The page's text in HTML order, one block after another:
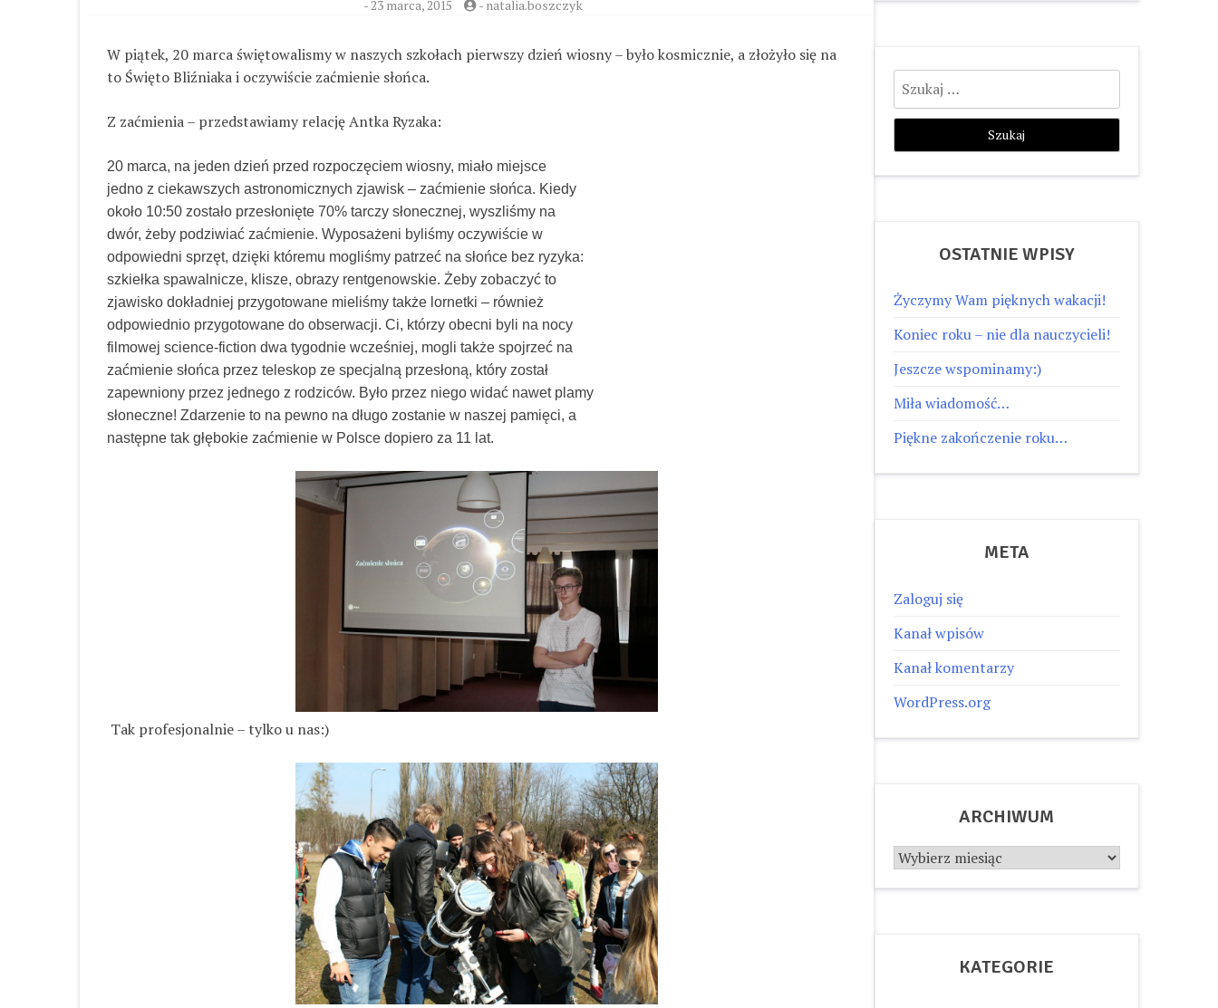
-23 marca, 2015 - natalia.boszczyk
W piątek, 20 marca świętowalismy w naszych szkołach pierwszy dzień wiosny – było kosmicznie, a złożyło się na
to Święto Bliźniaka i oczywiście zaćmienie słońca.
Z zaćmienia – przedstawiamy relację Antka Ryzaka:
20 marca, na jeden dzień przed rozpoczęciem wiosny, miało miejsce
jedno z ciekawszych astronomicznych zjawisk – zaćmienie słońca. Kiedy
około 10:50 zostało przesłonięte 70% tarczy słonecznej, wyszliśmy na
dwór, żeby podziwiać zaćmienie. Wyposażeni byliśmy oczywiście w
odpowiedni sprzęt, dzięki któremu mogliśmy patrzeć na słońce bez ryzyka:
szkiełka spawalnicze, klisze, obrazy rentgenowskie. Żeby zobaczyć to
zjawisko dokładniej przygotowane mieliśmy także lornetki – również
odpowiednio przygotowane do obserwacji. Ci, którzy obecni byli na nocy
filmowej science-fiction dwa tygodnie wcześniej, mogli także spojrzeć na
zaćmienie słońca przez teleskop ze specjalną przesłoną, który został
zapewniony przez jednego z rodziców. Było przez niego widać nawet plamy
słoneczne! Zdarzenie to na pewno na długo zostanie w naszej pamięci, a
następne tak głębokie zaćmienie w Polsce dopiero za 11 lat.
Tak profesjonalnie – tylko u nas:)
Szukaj:
OSTATNIE WPISY
Życzymy Wam pięknych wakacji!
Koniec roku – nie dla nauczycieli!
Jeszcze wspominamy:)
Miła wiadomość…
Piękne zakończenie roku…
META
Zaloguj się
Kanał wpisów
Kanał komentarzy
WordPress.org
ARCHIWUM
Archiwum
KATEGORIE